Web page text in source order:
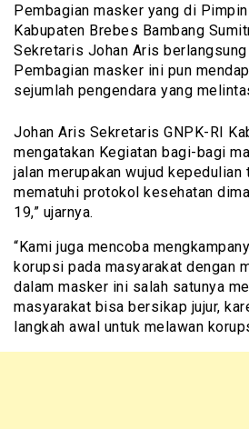
Pembagian masker yang di
Kabupaten Brebes Bambang
Sekretaris Johan Aris
Pembagian masker ini pun
sejumlah pengendara yang
Johan Aris Sekretaris GNPK-RI
mengatakan Kegiatan bagi-bagi
jalan merupakan wujud kepedulian
mematuhi protokol kesehatan
19,” ujarnya.
“Kami juga mencoba
korupsi pada masyarakat dengan
dalam masker ini salah satunya
masyarakat bisa bersikap jujur,
langkah awal untuk melawan